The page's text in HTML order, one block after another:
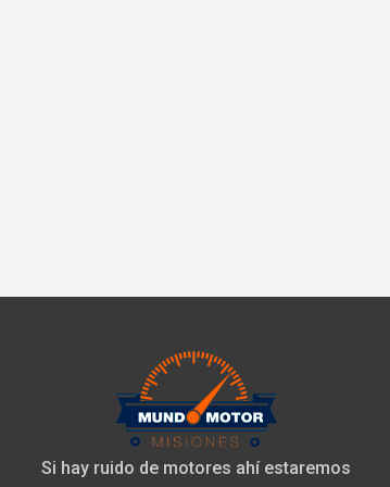
Si hay ruido de motores ahí estaremos